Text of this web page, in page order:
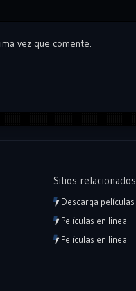
vez que comente.
Sitios relacionados
Descarga películas
Películas en linea
Películas en linea